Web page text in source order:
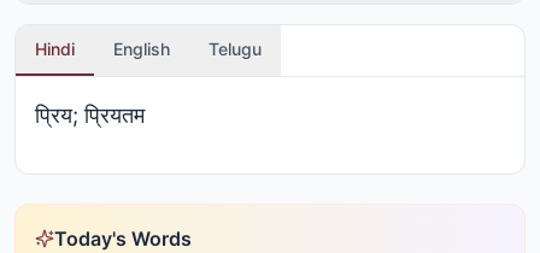
Hindi English Telugu
प्रिय; प्रियतम
Today's Words